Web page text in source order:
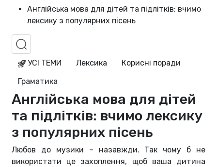
Англійська мова для дітей та підлітків: вчимо
лексику з популярних пісень
УСІ ТЕМИ Лексика
Корисні поради
Граматика
Англійська мова для дітей
та підлітків: вчимо лексику
з популярних пісень
Любов до музики – назавжди. Так чому б не
використати це захоплення, щоб ваша дитина